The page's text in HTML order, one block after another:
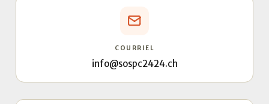
COURRIEL
info@sospc2424.ch